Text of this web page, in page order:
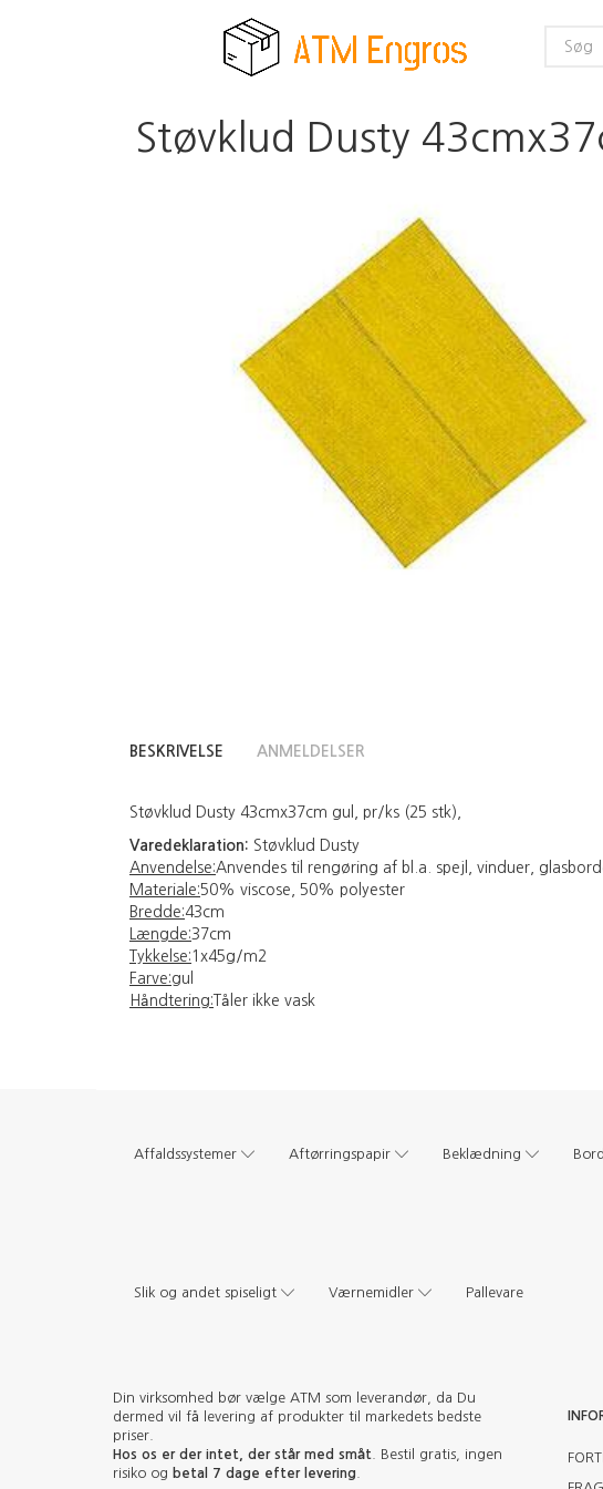
Støvklud Dusty
BESKRIVELSE ANMELDELSER
Støvklud Dusty 43cmx37cm gul, pr/ks (25 stk),
Varedeklaration: Støvklud Dusty
Anvendelse:Anvendes til rengøring af bl.a. spejl, vinduer,
Materiale:50% viscose, 50% polyester
Bredde:43cm
Længde:37cm
Tykkelse: 1x45g/m2
Farve:gul
Håndtering:Tåler ikke vask
Affaldssystemer Aftørringspapir Beklædning
Slik og andet spiseligt Værnemidler Pallevare
Din virksomhed bør vælge ATM som leverandør, da Du
dermed vil få levering af produkter til markedets bedste
priser.
Hos os er der intet, der står med småt . Bestil gratis, ingen
risiko og betal 7 dage efter levering